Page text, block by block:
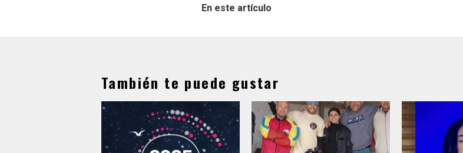
En este artículo
También te puede gustar